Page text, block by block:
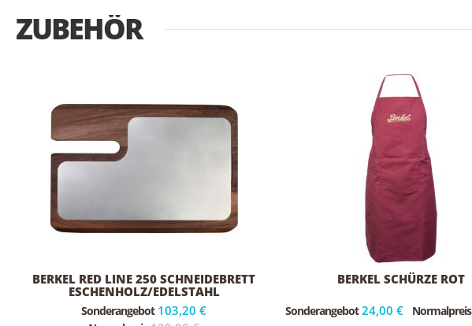
ZUBEHÖR
BERKEL RED LINE 250 SCHNEIDEBRETT
ESCHENHOLZ/EDELSTAHL
Sonderangebot 103,20 €
BERKEL SCHÜRZE ROT
Sonderangebot 24,00 € Normalpreis